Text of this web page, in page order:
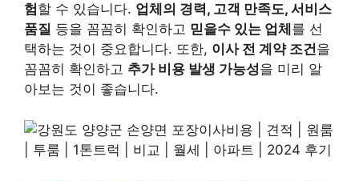
험할 수 있습니다. 업체의 경력, 고객 만족도, 서비스
품질 등을 꼼꼼히 확인하고 믿을수 있는 업체 를 선
택하는 것이 중요합니다. 또한, 이사 전 계약 조건을
꼼꼼히 확인하고 추가 비용 발생 가능성을 미리 알
아보는 것이 좋습니다.